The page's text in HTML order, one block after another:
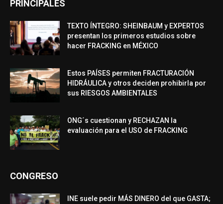
PRINCIPALES
TEXTO ÍNTEGRO: SHEINBAUM y EXPERTOS
presentan los primeros estudios sobre
hacer FRACKING en MÉXICO
Estos PAÍSES permiten FRACTURACIÓN
HIDRÁULICA y otros deciden prohibirla por
sus RIESGOS AMBIENTALES
ONG´s cuestionan y RECHAZAN la
evaluación para el USO de FRACKING
CONGRESO
INE suele pedir MÁS DINERO del que GASTA;